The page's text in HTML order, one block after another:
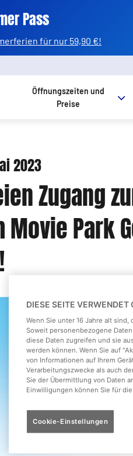
Pass
für nur 59,90 €!
Öffnungszeiten und
Preise
2023
Zugang
Park
DIESE SEITE VERWENDET
Wenn Sie unter 16 Jahre alt
Soweit personenbezogene
diese Daten zugreifen und sie
werden können. Wenn Sie auf
von Informationen auf Ihrem
Verarbeitungszwecke als auch
Sie der Übermittlung von Daten
Einwilligungen können Sie für
Cookie-Einstellungen